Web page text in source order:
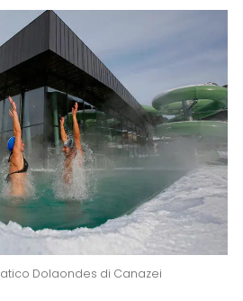
Dolaondes di Canazei